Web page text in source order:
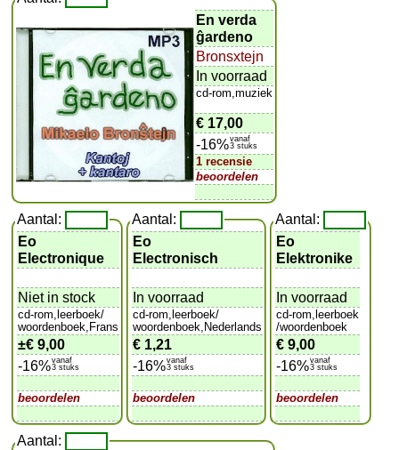
En verda
ĝardeno
Bronsxtejn
In voorraad
cd-rom,muziek
€ 17,00
-16%vanaf
3 stuks
1 recensie
beoordelen
Aantal:
Eo
Electronique
Niet in stock
cd-rom,leerboek/
woordenboek,Frans
±€ 9,00
-16%vanaf
3 stuks
beoordelen
Aantal:
Eo
Electronisch
In voorraad
cd-rom,leerboek/
woordenboek,Nederlands
€ 1,21
-16%vanaf
3 stuks
beoordelen
Aantal:
Eo
Elektronike
In voorraad
cd-rom,leerboek
/woordenboek
€ 9,00
-16%vanaf
3 stuks
beoordelen
Aantal: